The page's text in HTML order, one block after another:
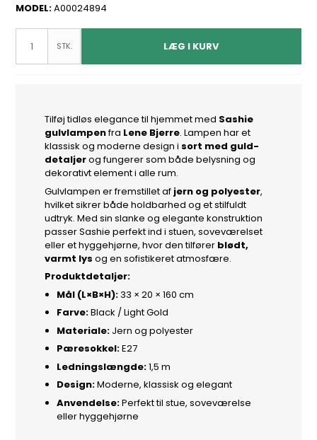
MODEL:A00024894
STK. LÆG I KURV
Tilføj tidløs elegance til hjemmet med Sashie
gulvlampenfra Lene Bjerre. Lampen har et
klassisk og moderne design i sort med guld-
detaljerog fungerer som både belysning og
dekorativt element i alle rum.
Gulvlampen er fremstillet af jern og polyester,
hvilket sikrer både holdbarhed og et stilfuldt
udtryk. Med sin slanke og elegante konstruktion
passer Sashie perfekt ind i stuen, soveværelset
eller et hyggehjørne, hvor den tilfører blødt,
varmt lys og en sofistikeret atmosfære.
Produktdetaljer:
Mål (L×B×H):33 × 20 × 160 cm
Farve:Black / Light Gold
Materiale:Jern og polyester
Pæresokkel:E27
Ledningslængde:1,5 m
Design:Moderne, klassisk og elegant
Anvendelse:Perfekt til stue, soveværelse
eller hyggehjørne